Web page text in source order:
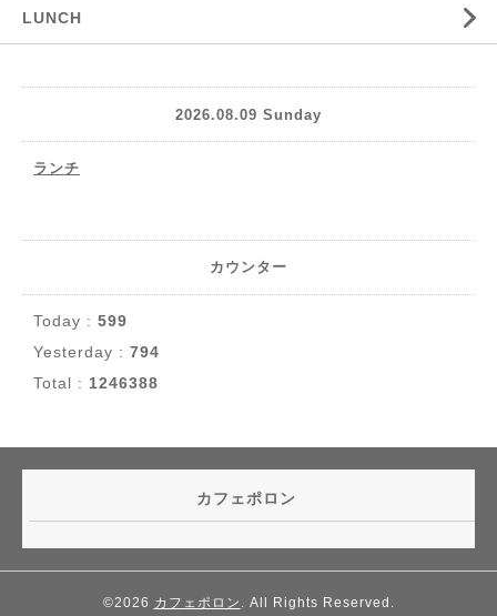
LUNCH
2026.08.09 Sunday
ランチ
カウンター
Today : 599
Yesterday : 794
Total : 1246388
カフェポロン
©2026 カフェポロン . All Rights Reserved.